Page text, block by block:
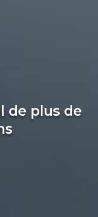
de plus de